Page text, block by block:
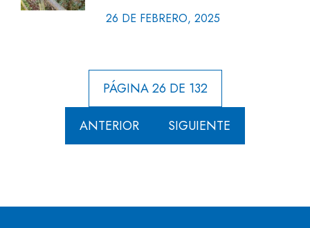
26 DE FEBRERO, 2025
PÁGINA 26 DE 132
ANTERIOR SIGUIENTE